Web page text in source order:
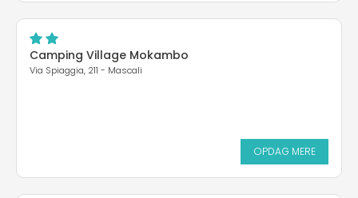
Camping Village Mokambo
Via Spiaggia, 211 - Mascali
OPDAG MERE